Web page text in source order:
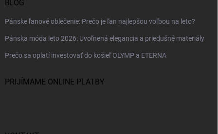
BLOG
Pánske ľanové oblečenie: Prečo je ľan najlepšou voľbou na leto?
Pánska móda leto 2026: Uvoľnená elegancia a priedušné materiály
Prečo sa oplatí investovať do košieľ OLYMP a ETERNA
PRIJÍMAME ONLINE PLATBY